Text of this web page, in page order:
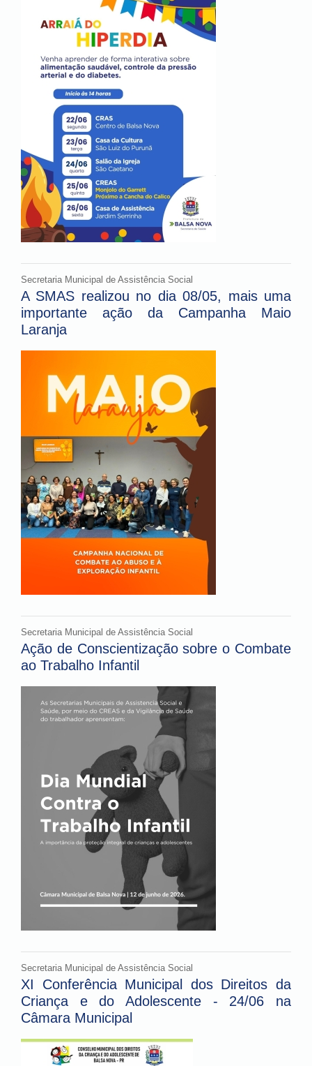
Secretaria Municipal de Assistência Social
A SMAS realizou no dia 08/05, mais uma
importante ação da Campanha Maio
Laranja
Secretaria Municipal de Assistência Social
Ação de Conscientização sobre o Combate
ao Trabalho Infantil
Secretaria Municipal de Assistência Social
XI Conferência Municipal dos Direitos da
Criança e do Adolescente - 24/06 na
Câmara Municipal